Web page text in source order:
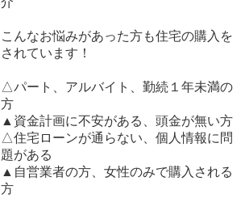
こんなお悩みがあった方も住宅の購入を
されています！
△パート、アルバイト、勤続１年未満の
方
▲資金計画に不安がある、頭金が無い方
△住宅ローンが通らない、個人情報に問
題がある
▲自営業者の方、女性のみで購入される
方